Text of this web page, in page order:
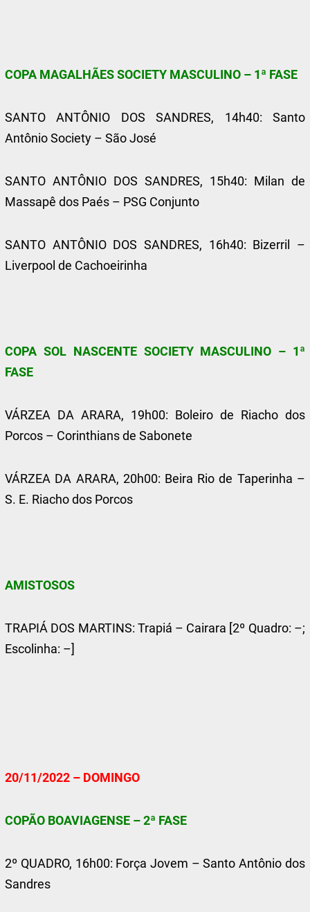
COPA MAGALHÃES SOCIETY MASCULINO – 1ª FASE
SANTO ANTÔNIO DOS SANDRES, 14h40: Santo
Antônio Society – São José
SANTO ANTÔNIO DOS SANDRES, 15h40: Milan de
Massapê dos Paés – PSG Conjunto
SANTO ANTÔNIO DOS SANDRES, 16h40: Bizerril –
Liverpool de Cachoeirinha
COPA SOL NASCENTE SOCIETY MASCULINO – 1ª
FASE
VÁRZEA DA ARARA, 19h00: Boleiro de Riacho dos
Porcos – Corinthians de Sabonete
VÁRZEA DA ARARA, 20h00: Beira Rio de Taperinha –
S. E. Riacho dos Porcos
AMISTOSOS
TRAPIÁ DOS MARTINS: Trapiá – Cairara [2º Quadro: –;
Escolinha: –]
20/11/2022 – DOMINGO
COPÃO BOAVIAGENSE – 2ª FASE
2º QUADRO, 16h00: Força Jovem – Santo Antônio dos
Sandres